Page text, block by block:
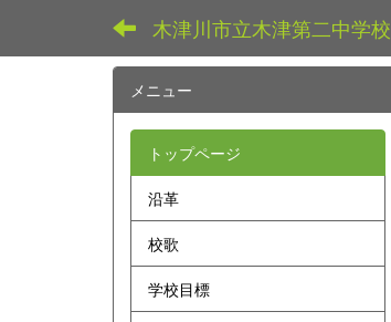
木津川市立木津第二中学校
メニュー
トップページ
沿革
校歌
学校目標